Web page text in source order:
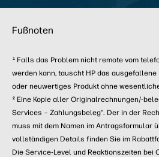
Fußnoten
1 Falls das Problem nicht remote vom
werden kann, tauscht HP das ausgefallene
oder neuwertiges Produkt ohne
2 Eine Kopie aller Originalrechnungen/-
Services – Zahlungsbeleg“. Der in der
muss mit dem Namen im Antragsformular
vollständigen Details finden Sie im
Die Service-Level und Reaktionszeiten bei